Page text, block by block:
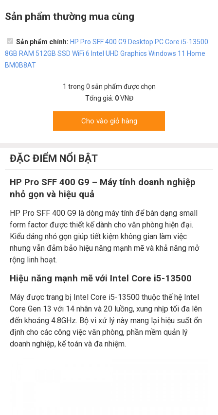
Sản phẩm thường mua cùng
Sản phẩm chính: HP Pro SFF 400 G9 Desktop PC Core i5-13500
8GB RAM 512GB SSD WiFi 6 Intel UHD Graphics Windows 11 Home
BM0B8AT
1 trong 0 sản phẩm được chọn
Tổng giá: 0VNĐ
Cho vào giỏ hàng
ĐẶC ĐIỂM NỔI BẬT
HP Pro SFF 400 G9 – Máy tính doanh nghiệp
nhỏ gọn và hiệu quả
HP Pro SFF 400 G9 là dòng máy tính để bàn dạng small
form factor được thiết kế dành cho văn phòng hiện đại.
Kiểu dáng nhỏ gọn giúp tiết kiệm không gian làm việc
nhưng vẫn đảm bảo hiệu năng mạnh mẽ và khả năng mở
rộng linh hoạt.
Hiệu năng mạnh mẽ với Intel Core i5-13500
Máy được trang bị Intel Core i5-13500 thuộc thế hệ Intel
Core Gen 13 với 14 nhân và 20 luồng, xung nhịp tối đa lên
đến khoảng 4.8GHz. Bộ vi xử lý này mang lại hiệu suất ổn
định cho các công việc văn phòng, phần mềm quản lý
doanh nghiệp, kế toán và đa nhiệm.